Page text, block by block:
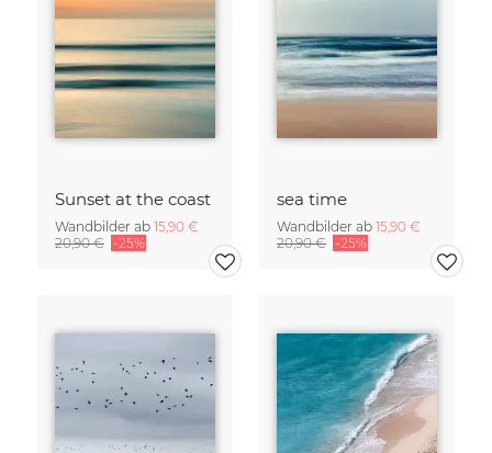
Sunset at the coast
Wandbilder ab 15,90 €
20,90 € -25%
sea time
Wandbilder ab 15,90 €
20,90 € -25%